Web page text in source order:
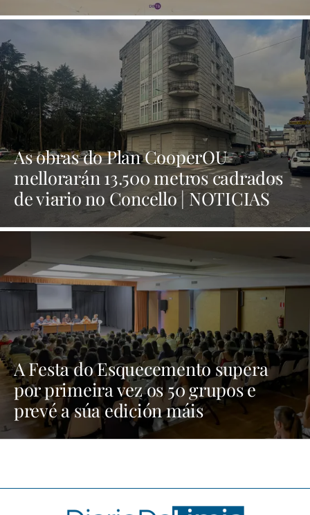
As obras do Plan CooperOU
mellorarán 13.500 metros cadrados
de viario no Concello | NOTICIAS
A Festa do Esquecemento supera
por primeira vez os 50 grupos e
prevé a súa edición máis
multitudinaria | NOTICIAS XINZO